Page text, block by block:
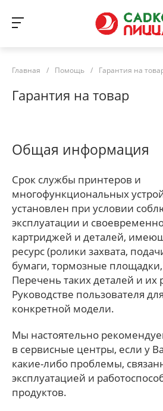
Главная / Помощь / Гарантия на
Гарантия на товар
Общая информация
Срок службы принтеров и
многофункциональных
установлен при условии
эксплуатации и
картриджей и деталей,
ресурс (ролики захвата,
бумаги, тормозные
Перечень таких деталей и их
Руководстве пользователя
конкретной модели.
Мы настоятельно
в сервисные центры, если у
какие-либо проблемы,
эксплуатацией и
продуктов.